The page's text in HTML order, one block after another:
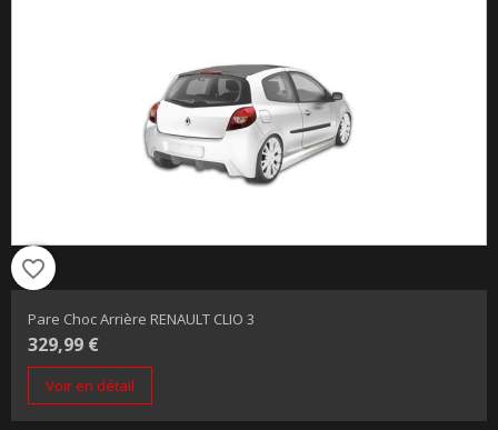
favorite_border
Pare Choc Arrière RENAULT CLIO 3
329,99 €
Voir en détail